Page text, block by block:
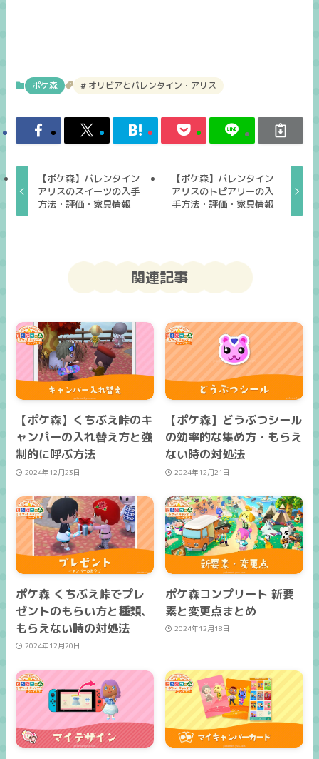
ポケ森 オリビアとバレンタイン・アリス
【ポケ森】バレンタイン
アリスのスイーツの入手
方法・評価・家具情報
【ポケ森】バレンタイン
アリスのトピアリーの入
手方法・評価・家具情報
関連記事
【ポケ森】くちぶえ峠のキ
ャンパーの入れ替え方と強
制的に呼ぶ方法
2024年12月23日
【ポケ森】どうぶつシール
の効率的な集め方・もらえ
ない時の対処法
2024年12月21日
ポケ森 くちぶえ峠でプレ
ゼントのもらい方と種類、
もらえない時の対処法
2024年12月20日
ポケ森コンプリート 新要
素と変更点まとめ
2024年12月18日